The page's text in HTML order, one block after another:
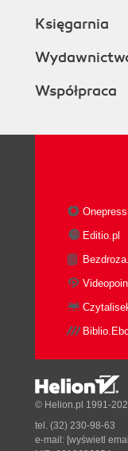
Księgarnia
Współpraca
Editio.pl
© Helion.pl 1991-
tel. (32) 230-98-63
e-mail: [wyświetl